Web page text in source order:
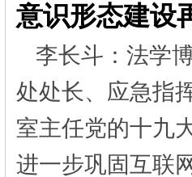
意识形态建设
李长斗：法学
处处长、应急指
室主任党的十九
进一步巩固互联